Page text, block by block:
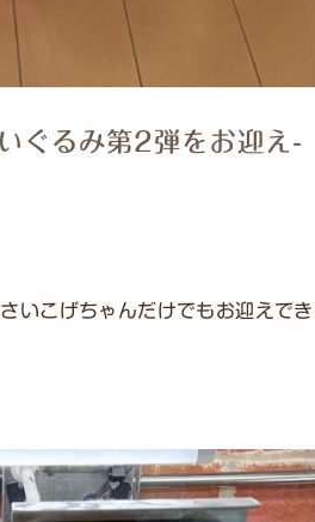
ぐるみ第2弾をお迎え-
いこげちゃんだけでもお迎えで